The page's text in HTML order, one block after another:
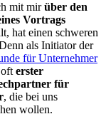
mit mirüber den
Vortrags
hat einen schweren
als Initiator der
für Unternehmer
erster
für
, die bei uns
wollen.